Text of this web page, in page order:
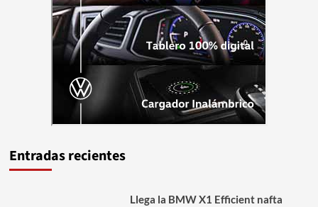
Entradas recientes
Llega la BMW X1 Efficient nafta